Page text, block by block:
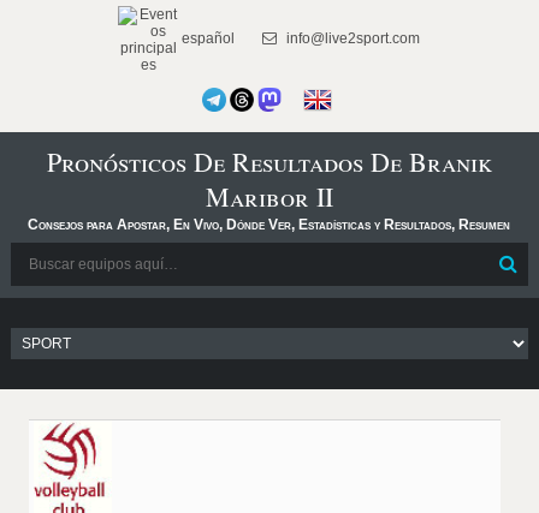
español info@live2sport.com
Pronósticos De Resultados De Branik
Maribor II
Consejos para Apostar, En Vivo, Dónde Ver, Estadísticas y Resultados, Resumen